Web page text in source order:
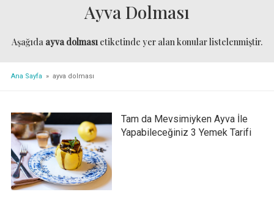
Ayva Dolması
Aşağıda ayva dolmasıetiketinde yer alan konular listelenmiştir.
Ana Sayfa » ayva dolması
Tam da Mevsimiyken Ayva İle
Yapabileceğiniz 3 Yemek Tarifi